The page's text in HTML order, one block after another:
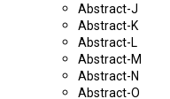
Abstract-J
Abstract-K
Abstract-L
Abstract-M
Abstract-N
Abstract-O